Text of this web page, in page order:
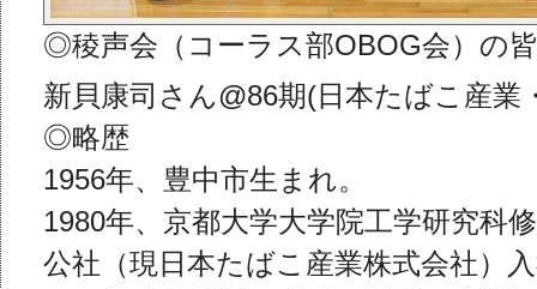
◎稜声会（コーラス部OBOG会）の
新貝康司さん@86期(日本たばこ産業
◎略歴
1956年、豊中市生まれ。
1980年、京都大学大学院工学研究科
公社（現日本たばこ産業株式会社）